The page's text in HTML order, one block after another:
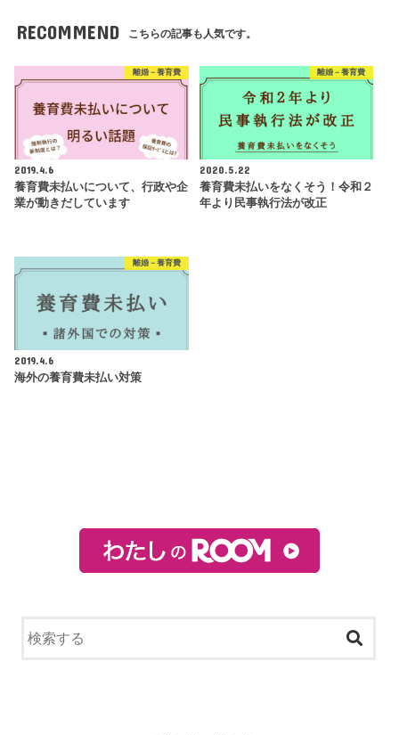
RECOMMEND こちらの記事も人気です。
離婚－養育費
2019.4.6
養育費未払いについて、行政や企
業が動きだしています
離婚－養育費
2020.5.22
養育費未払いをなくそう！令和２
年より民事執行法が改正
離婚－養育費
2019.4.6
海外の養育費未払い対策